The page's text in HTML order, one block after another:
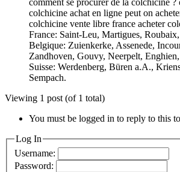
colchicine achat en ligne peut on
colchicine vente libre france acheter
France: Saint-Leu, Martigues,
Belgique: Zuienkerke, Assenede,
Zandhoven, Gouvy, Neerpelt,
Suisse: Werdenberg, Büren a.A.,
Sempach.
Viewing 1 post (of 1 total)
You must be logged in to reply to this
Log In
Username:
Password: